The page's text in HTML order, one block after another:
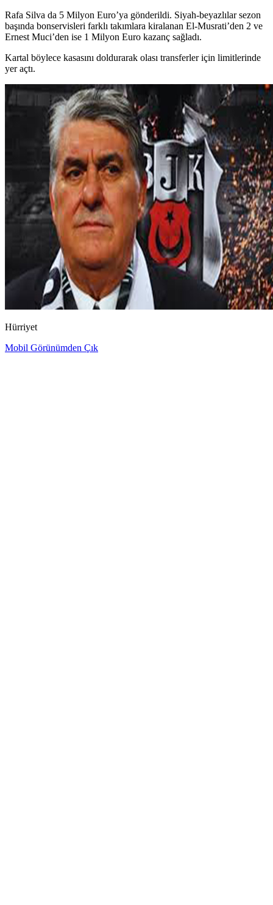
Rafa Silva da 5 Milyon Euro’ya gönderildi. Siyah-beyazlılar sezon
başında bonservisleri farklı takımlara kiralanan El-Musrati’den 2 ve
Ernest Muci’den ise 1 Milyon Euro kazanç sağladı.
Kartal böylece kasasını doldurarak olası transferler için limitlerinde
yer açtı.
Hürriyet
Mobil Görünümden Çık